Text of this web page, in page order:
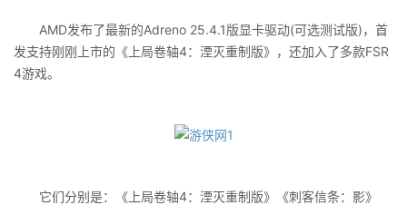
AMD发布了最新的Adreno 25.4.1版显卡驱动(可选测试版)，首
发支持刚刚上市的《上局卷轴4：湮灭重制版》，还加入了多款FSR
4游戏。
它们分别是：《上局卷轴4：湮灭重制版》《刺客信条：影》